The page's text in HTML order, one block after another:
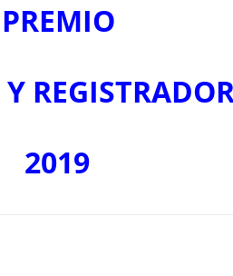
PREMIO
Y
2019